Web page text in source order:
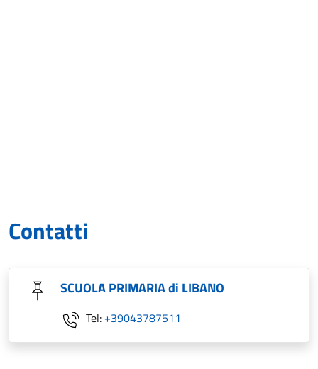
Contatti
SCUOLA PRIMARIA di LIBANO
Tel: +39043787511